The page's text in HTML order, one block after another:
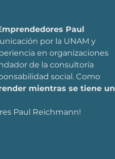
Paul
por la UNAM y
en organizaciones
de la consultoría
social. Como
mientras se tiene un
Paul Reichmann!